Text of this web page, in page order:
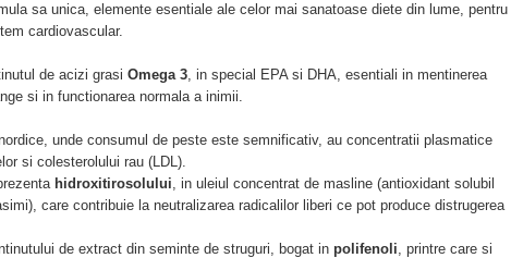
sa unica, elemente esentiale ale celor mai sanatoase diete din lume, pentru
cardiovascular.
de acizi grasi Omega 3, in special EPA si DHA, esentiali in mentinerea
si in functionarea normala a inimii.
unde consumul de peste este semnificativ, au concentratii plasmatice
si colesterolului rau (LDL).
hidroxitirosolului, in uleiul concentrat de masline (antioxidant solubil
care contribuie la neutralizarea radicalilor liberi ce pot produce distrugerea
de extract din seminte de struguri, bogat in polifenoli, printre care si